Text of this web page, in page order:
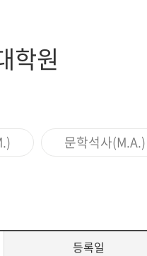
학원
문학석사(M.A.)
등록일